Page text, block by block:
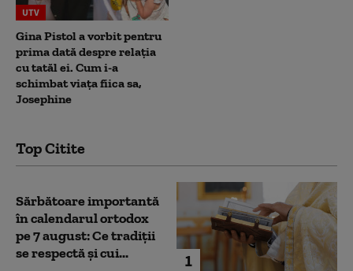
UTV
Gina Pistol a vorbit pentru
prima dată despre relația
cu tatăl ei. Cum i-a
schimbat viața fiica sa,
Josephine
Top Citite
1
Sărbătoare importantă
în calendarul ortodox
pe 7 august: Ce tradiții
se respectă și cui...